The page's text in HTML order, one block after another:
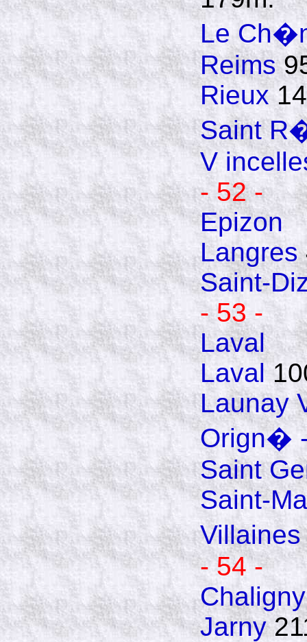
Le
Reims
Rieux
Saint
V
- 52 -
Epizon
Langres
Saint-
- 53 -
Laval
Laval
Launay
Orign�
Saint
Saint-
- 54 -
Chaligny
Jarny